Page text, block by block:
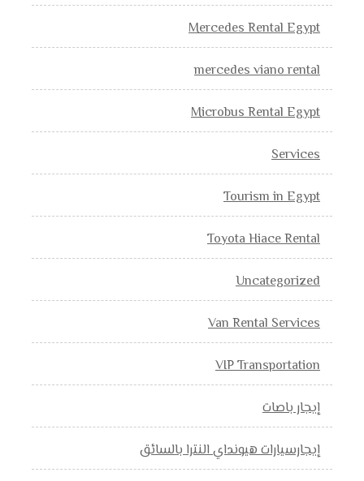
Mercedes Rental Egypt
mercedes viano rental
Microbus Rental Egypt
Services
Tourism in Egypt
Toyota Hiace Rental
Uncategorized
Van Rental Services
VIP Transportation
إيجار باصات
إيجارسيارات هيونداي النترا بالسائق